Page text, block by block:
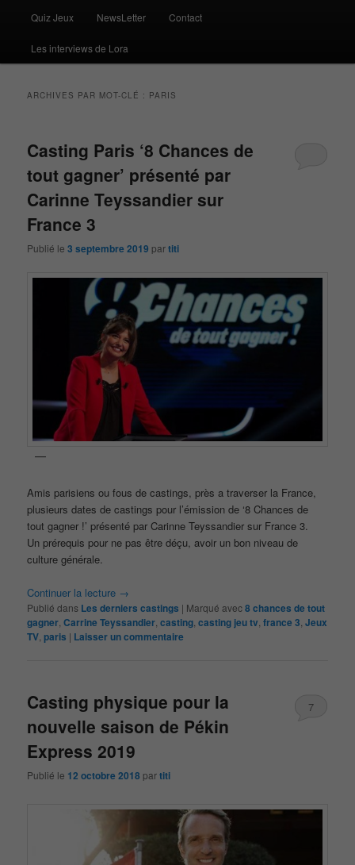
Quiz Jeux NewsLetter Contact
Les interviews de Lora
ARCHIVES PAR MOT-CLÉ : PARIS
Casting Paris ‘8 Chances de
tout gagner’ présenté par
Carinne Teyssandier sur
France 3
Publié le3 septembre 2019 partiti
Amis parisiens ou fous de castings, près a traverser la France,
plusieurs dates de castings pour l’émission de ‘8 Chances de
tout gagner !’ présenté par Carinne Teyssandier sur France 3.
Un prérequis pour ne pas être déçu, avoir un bon niveau de
culture générale.
Continuer la lecture →
Publié dans Les derniers castings | Marqué avec8 chances de tout
gagner ,Carrine Teyssandier ,casting ,casting jeu tv ,france 3 ,Jeux
TV ,paris | Laisser un commentaire
Casting physique pour la
nouvelle saison de Pékin
Express 2019
Publié le 12 octobre 2018 partiti
7